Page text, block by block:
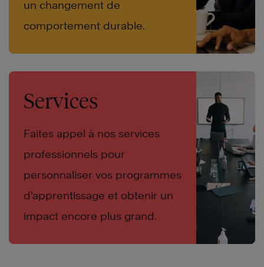
un changement de
comportement durable.
Services
Faites appel à nos services
professionnels pour
personnaliser vos programmes
d’apprentissage et obtenir un
impact encore plus grand.